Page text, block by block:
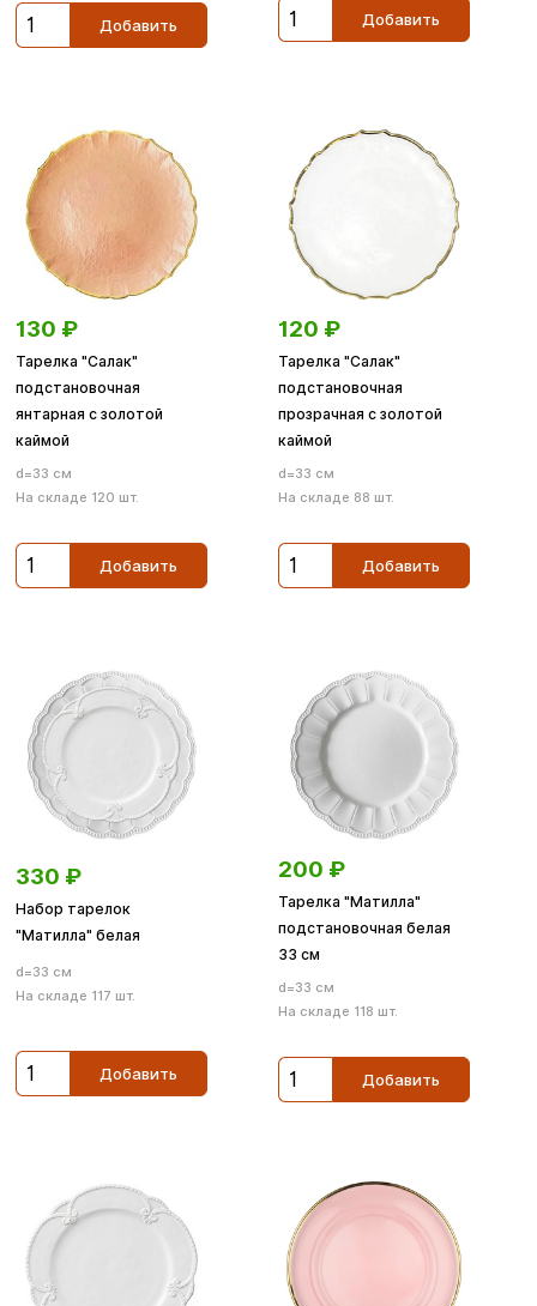
Добавить Добавить
130 ₽
Тарелка "Салак"
подстановочная
янтарная с золотой
каймой
d=33 см
На складе 120 шт.
Добавить
120 ₽
Тарелка "Салак"
подстановочная
прозрачная с золотой
каймой
d=33 см
На складе 88 шт.
Добавить
330 ₽
Набор тарелок
"Матилла" белая
d=33 см
На складе 117 шт.
Добавить
200 ₽
Тарелка "Матилла"
подстановочная белая
33 см
d=33 см
На складе 118 шт.
Добавить